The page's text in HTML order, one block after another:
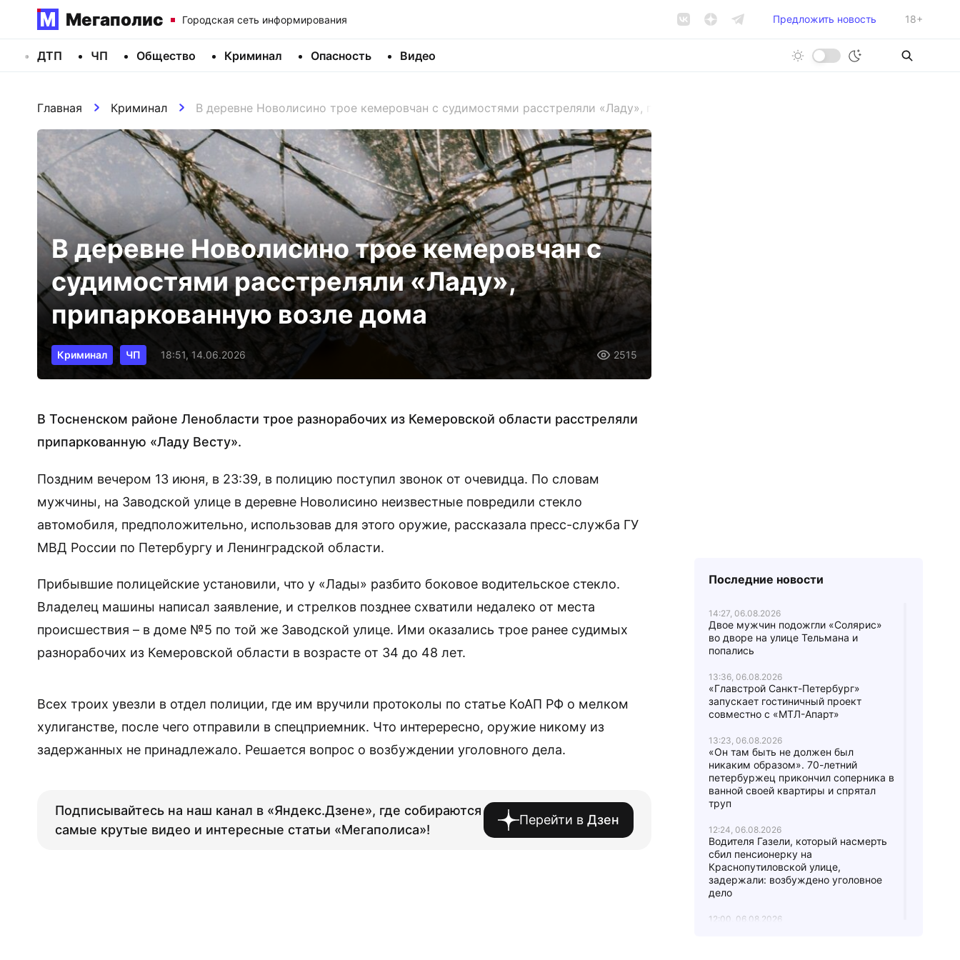
Мегаполис Городская сеть информирования Предложить новость 18+
ДТП ЧП Общество Криминал Опасность Видео
Главная Криминал В деревне Новолисино трое кемеровчан с судимостями расстреляли «Ладу», припаркованную возле дома
В деревне Новолисино трое кемеровчан с
судимостями расстреляли «Ладу»,
припаркованную возле дома
Криминал ЧП 18:51, 14.06.2026 2515
В Тосненском районе Ленобласти трое разнорабочих из Кемеровской области расстреляли
припаркованную «Ладу Весту».
Поздним вечером 13 июня, в 23:39, в полицию поступил звонок от очевидца. По словам
мужчины, на Заводской улице в деревне Новолисино неизвестные повредили стекло
автомобиля, предположительно, использовав для этого оружие, рассказала пресс-служба ГУ
МВД России по Петербургу и Ленинградской области.
Прибывшие полицейские установили, что у «Лады» разбито боковое водительское стекло.
Владелец машины написал заявление, и стрелков позднее схватили недалеко от места
происшествия – в доме №5 по той же Заводской улице. Ими оказались трое ранее судимых
разнорабочих из Кемеровской области в возрасте от 34 до 48 лет.
Всех троих увезли в отдел полиции, где им вручили протоколы по статье КоАП РФ о мелком
хулиганстве, после чего отправили в спецприемник. Что интерересно, оружие никому из
задержанных не принадлежало. Решается вопрос о возбуждении уголовного дела.
Подписывайтесь на наш канал в «Яндекс.Дзене», где собираются
самые крутые видео и интересные статьи «Мегаполиса»!
Перейти в Дзен
Последние новости
14:27, 06.08.2026
Двое мужчин подожгли «Солярис»
во дворе на улице Тельмана и
попались
13:36, 06.08.2026
«Главстрой Санкт-Петербург»
запускает гостиничный проект
совместно с «МТЛ-Апарт»
13:23, 06.08.2026
«Он там быть не должен был
никаким образом». 70-летний
петербуржец прикончил соперника в
ванной своей квартиры и спрятал
труп
12:24, 06.08.2026
Водителя Газели, который насмерть
сбил пенсионерку на
Краснопутиловской улице,
задержали: возбуждено уголовное
дело
12:00, 06.08.2026